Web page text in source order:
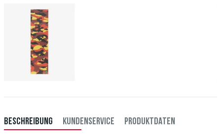
BESCHREIBUNG KUNDENSERVICE PRODUKTDATEN